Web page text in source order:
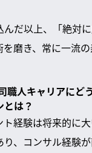
だ以上、「絶対
磨き、常に一流
職人キャリアに
は？
経験は将来的に
、コンサル経験